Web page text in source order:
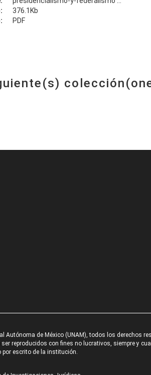
376.1Kb
PDF
Autónoma de México (UNAM), todos los derechos
reproducidos con fines no lucrativos, siempre y
por escrito de la institución.